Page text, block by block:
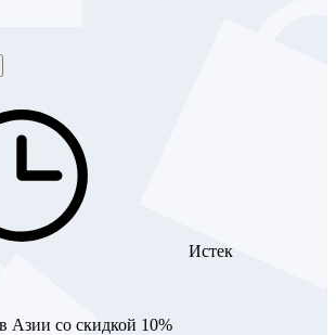
Истек
Азии со скидкой 10%